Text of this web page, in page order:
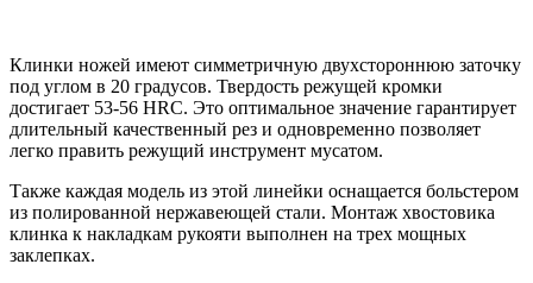
Клинки ножей имеют симметричную двухстороннюю заточку
под углом в 20 градусов. Твердость режущей кромки
достигает 53-56 HRC. Это оптимальное значение гарантирует
длительный качественный рез и одновременно позволяет
легко править режущий инструмент мусатом.
Также каждая модель из этой линейки оснащается больстером
из полированной нержавеющей стали. Монтаж хвостовика
клинка к накладкам рукояти выполнен на трех мощных
заклепках.